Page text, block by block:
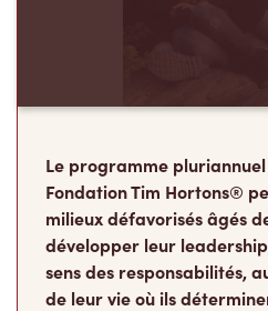
Le programme
Fondation Tim Hortons®
milieux défavorisés âgés
développer leur
sens des responsabilités,
de leur vie où ils